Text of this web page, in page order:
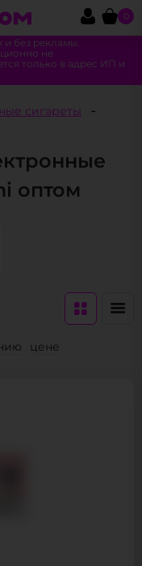
0
и без рекламы.
не
только в адрес ИП и
сигареты
оптом
цене